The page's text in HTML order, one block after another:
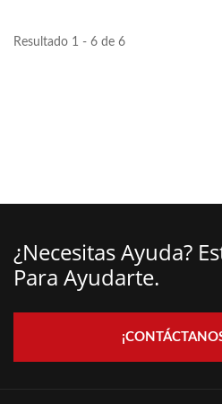
Resultado 1 - 6 de 6
¿Necesitas Ayuda?
Para Ayudarte.